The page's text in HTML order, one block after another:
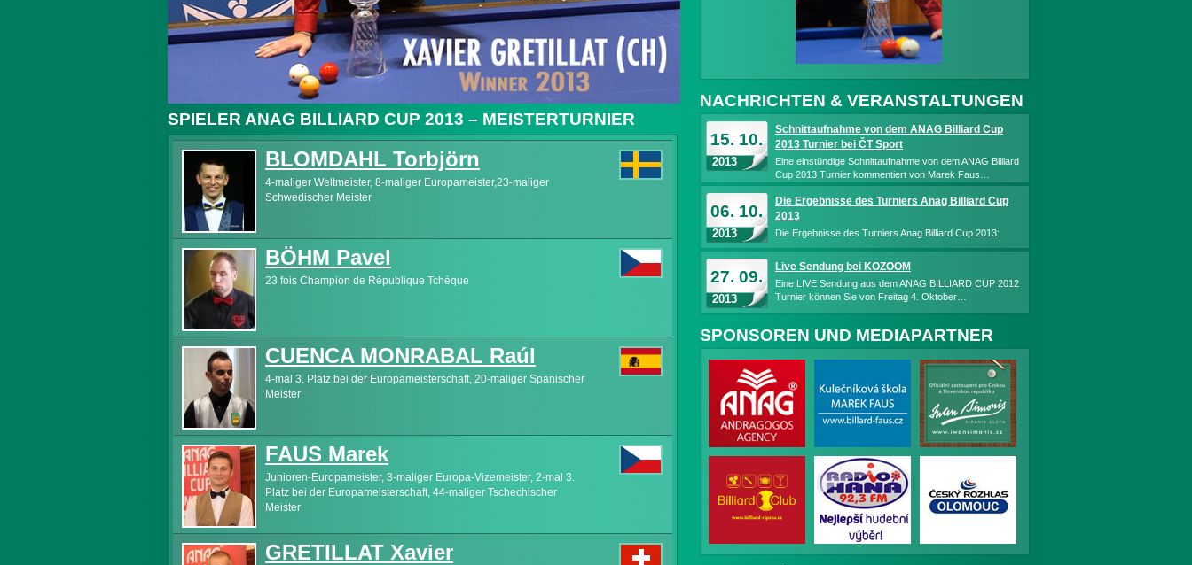
SPIELER ANAG BILLIARD CUP 2013 – MEISTERTURNIER
BLOMDAHL Torbjörn
4-maliger Weltmeister, 8-maliger Europameister,23-maliger
Schwedischer Meister
BÖHM Pavel
23 fois Champion de République Tchèque
CUENCA MONRABAL Raúl
4-mal 3. Platz bei der Europameisterschaft, 20-maliger Spanischer
Meister
FAUS Marek
Junioren-Europameister, 3-maliger Europa-Vizemeister, 2-mal 3.
Platz bei der Europameisterschaft, 44-maliger Tschechischer
Meister
GRETILLAT Xavier
NACHRICHTEN & VERANSTALTUNGEN
15. 10.
2013
Schnittaufnahme von dem ANAG Billiard Cup
2013 Turnier bei ČT Sport
Eine einstündige Schnittaufnahme von dem ANAG Billiard
Cup 2013 Turnier kommentiert von Marek Faus…
06. 10.
2013
Die Ergebnisse des Turniers Anag Billiard Cup
2013
Die Ergebnisse des Turniers Anag Billiard Cup 2013:
27. 09.
2013
Live Sendung bei KOZOOM
Eine LIVE Sendung aus dem ANAG BILLIARD CUP 2012
Turnier können Sie von Freitag 4. Oktober…
SPONSOREN UND MEDIAPARTNER